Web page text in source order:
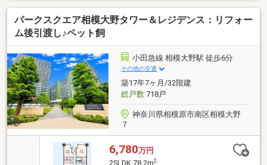
～～～～～インターネット、チラシなどに掲載できな
い物件や未公開物件・自社物件も多数ございます。物
件情報等はコチラまでTEL：046-244-3815～～～～～
パークスクエア相模大野タワー＆レジデンス：リフォー
ム後引渡し♪ペット飼
小田急線 相模大野駅 徒歩6分
その他の交通
築17年7ヶ月/32階建
総戸数718戸
神奈川県相模原市南区相模大野
７
6,780万円
2